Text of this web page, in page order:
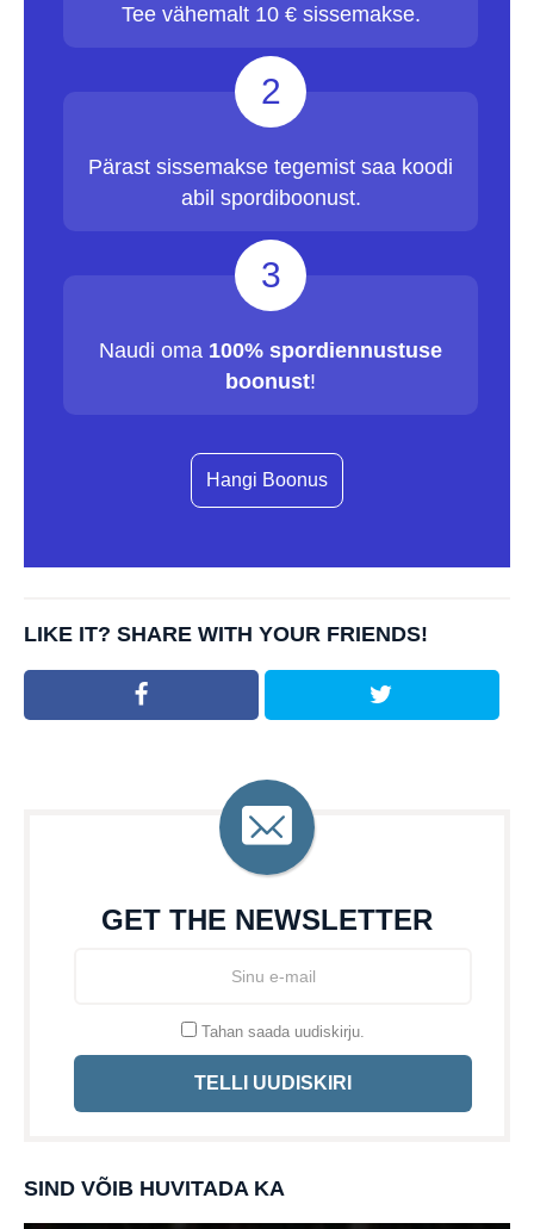
Tee vähemalt 10 € sissemakse.
2
Pärast sissemakse tegemist saa koodi
abil spordiboonust.
3
Naudi oma 100% spordiennustuse
boonust!
Hangi Boonus
LIKE IT? SHARE WITH YOUR FRIENDS!
GET THE NEWSLETTER
Tahan saada uudiskirju.
TELLI UUDISKIRI
SIND VÕIB HUVITADA KA